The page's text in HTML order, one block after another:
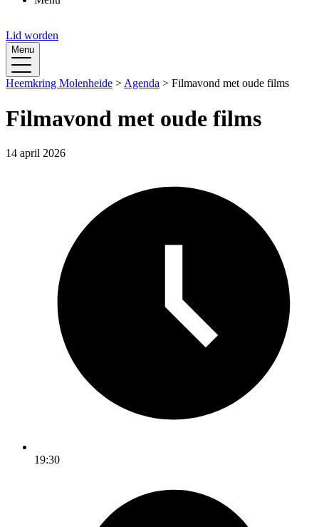
/ Stamboomonderzoek
Lid worden
Menu
Heemkring Molenheide > Agenda > Filmavond met oude films
Filmavond met oude films
14 april 2026
19:30